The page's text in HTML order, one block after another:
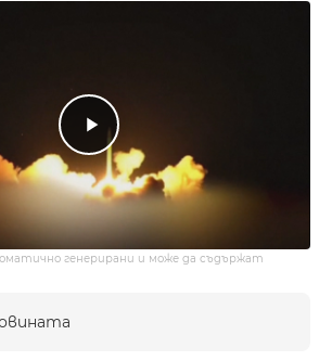
генерирани и може да съдържат